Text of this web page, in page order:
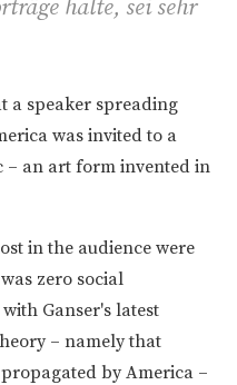
halte, sei sehr
a speaker spreading
was invited to a
– an art form invented in
in the audience were
zero social
Ganser's latest
– namely that
by America –